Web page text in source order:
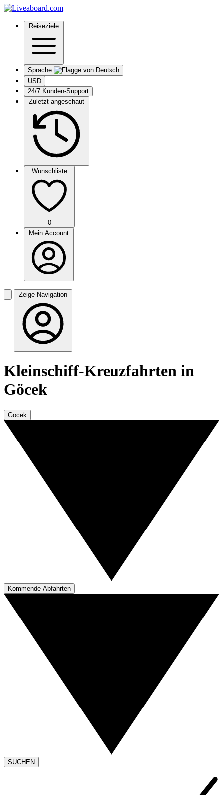
Reiseziele
Sprache
USD
24/7 Kunden-Support
Zuletzt angeschaut
Wunschliste
0
Mein Account
Zeige Navigation
Kleinschiff-Kreuzfahrten in
Göcek
Gocek
Kommende Abfahrten
SUCHEN